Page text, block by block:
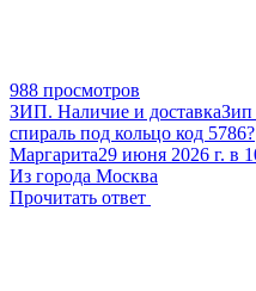
988 просмотров
ЗИП. Наличие и доставкаЗип
спираль под кольцо код 5786?
Маргарита29 июня 2026 г. в
Из города Москва
Прочитать ответ